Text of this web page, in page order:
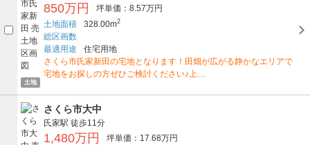
土地
850万円
坪単価：8.57万円
土地面積
328.00m2
総区画数
最適用途
住宅用地
さくら市氏家新田の宅地となります！田畑が広がる静かなエリアで
宅地をお探しの方ぜひご検討ください♪上…
さくら市大中
氏家駅 徒歩11分
1,480万円
坪単価：17.68万円